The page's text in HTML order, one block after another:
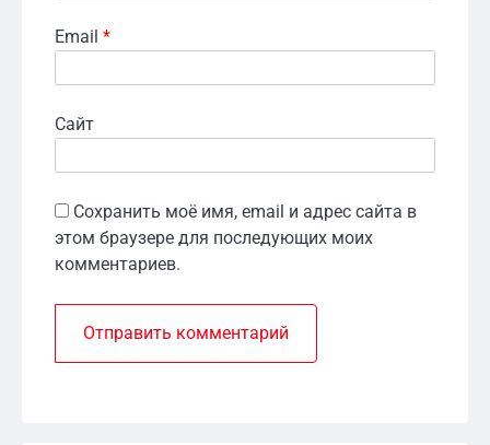
Email *
Сайт
Сохранить моё имя, email и адрес сайта в
этом браузере для последующих моих
комментариев.